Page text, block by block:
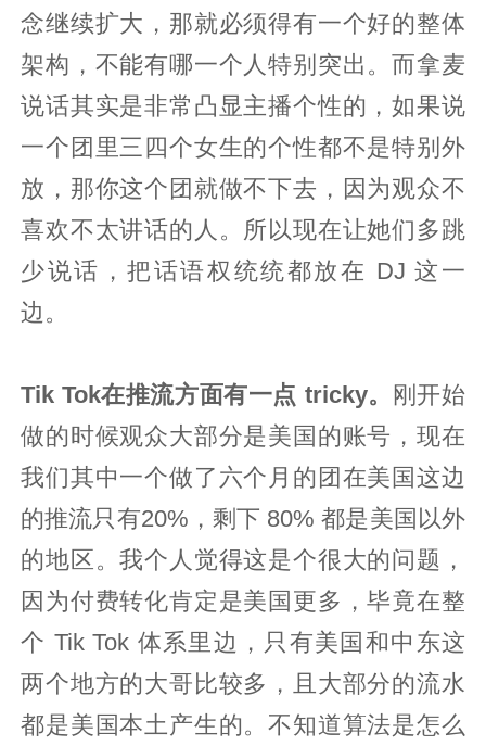
念继续扩大，那就必须得有一个好的整体
架构，不能有哪一个人特别突出。而拿麦
说话其实是非常凸显主播个性的，如果说
一个团里三四个女生的个性都不是特别外
放，那你这个团就做不下去，因为观众不
喜欢不太讲话的人。所以现在让她们多跳
少说话，把话语权统统都放在 DJ 这一
边。
Tik Tok在推流方面有一点 tricky。
刚开始
做的时候观众大部分是美国的账号，现在
我们其中一个做了六个月的团在美国这边
的推流只有20%，剩下 80% 都是美国以外
的地区。我个人觉得这是个很大的问题，
因为付费转化肯定是美国更多，毕竟在整
个 Tik Tok 体系里边，只有美国和中东这
两个地方的大哥比较多，且大部分的流水
都是美国本土产生的。不知道算法是怎么